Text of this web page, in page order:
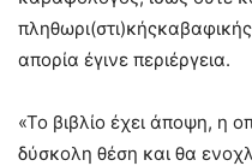
απορία έγινε περιέργεια.
«Το βιβλίο έχει άποψη, η
δύσκολη θέση και θα